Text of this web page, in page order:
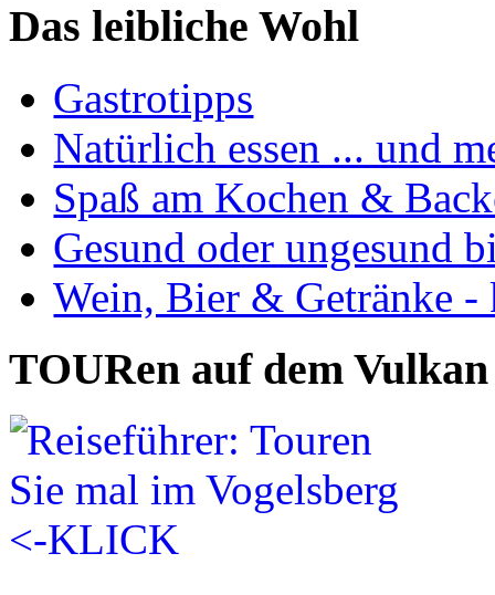
Das leibliche Wohl
Gastrotipps
Natürlich essen ... und
Spaß am Kochen &
Gesund oder ungesund
Wein, Bier & Getränke -
TOURen auf dem Vulkan